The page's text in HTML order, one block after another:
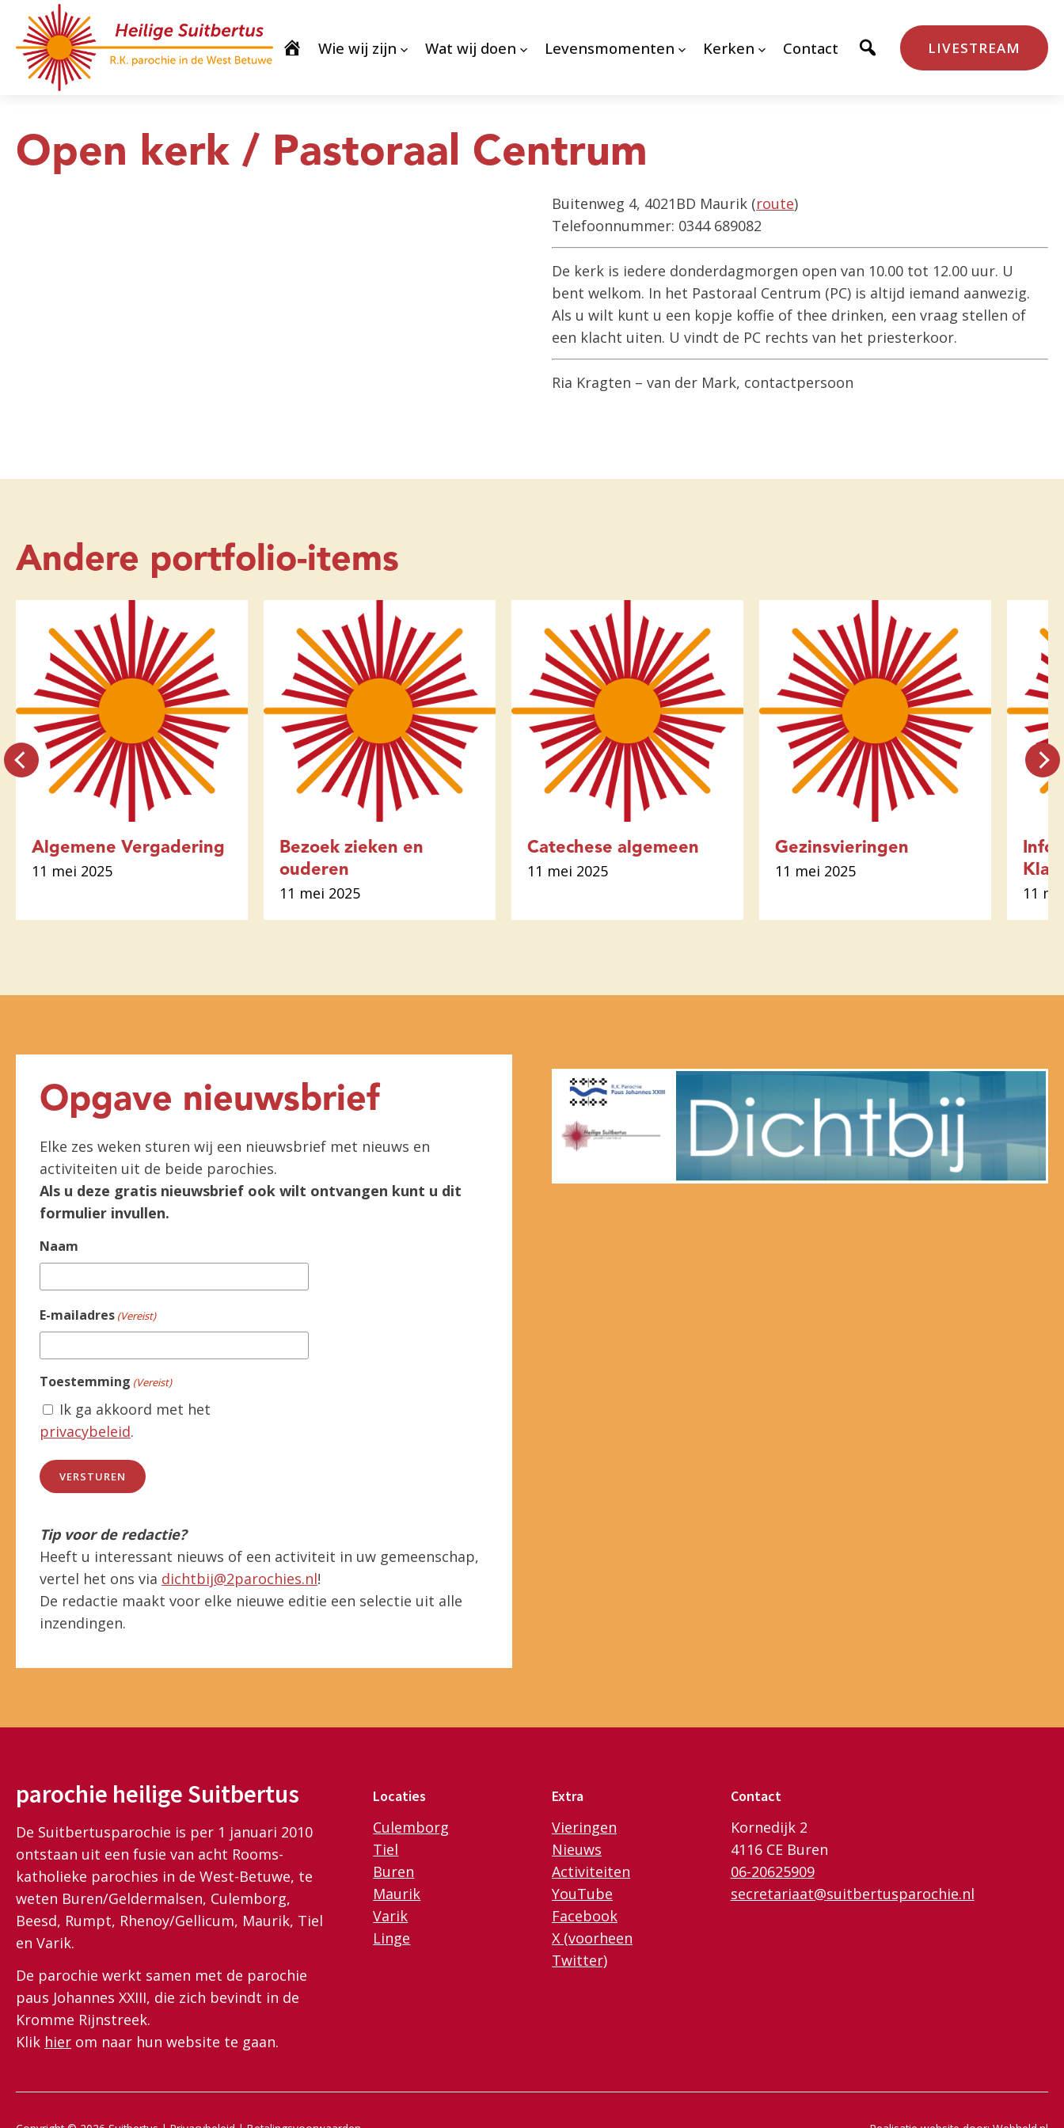
Wie wij zijn Wat wij doen Levensmomenten Kerken Contact LIVESTREAM
Open kerk / Pastoraal Centrum
Buitenweg 4, 4021BD Maurik (route)
Telefoonnummer: 0344 689082
De kerk is iedere donderdagmorgen open van 10.00 tot 12.00 uur. U
bent welkom. In het Pastoraal Centrum (PC) is altijd iemand aanwezig.
Als u wilt kunt u een kopje koffie of thee drinken, een vraag stellen of
een klacht uiten. U vindt de PC rechts van het priesterkoor.
Ria Kragten – van der Mark, contactpersoon
Andere portfolio-items
Algemene Vergadering
11 mei 2025
Bezoek zieken en
ouderen
11 mei 2025
Catechese algemeen
11 mei 2025
Gezinsvieringen
11 mei 2025
11
Opgave nieuwsbrief
Elke zes weken sturen wij een nieuwsbrief met nieuws en
activiteiten uit de beide parochies.
Als u deze gratis nieuwsbrief ook wilt ontvangen kunt u dit
formulier invullen.
Naam
E-mailadres (Vereist)
Toestemming (Vereist)
Ik ga akkoord met het
privacybeleid.
Tip voor de redactie?
Heeft u interessant nieuws of een activiteit in uw gemeenschap,
vertel het ons via dichtbij@2parochies.nl!
De redactie maakt voor elke nieuwe editie een selectie uit alle
inzendingen.
parochie heilige Suitbertus
De Suitbertusparochie is per 1 januari 2010
ontstaan uit een fusie van acht Rooms-
katholieke parochies in de West-Betuwe, te
weten Buren/Geldermalsen, Culemborg,
Beesd, Rumpt, Rhenoy/Gellicum, Maurik, Tiel
en Varik.
De parochie werkt samen met de parochie
paus Johannes XXIII, die zich bevindt in de
Kromme Rijnstreek.
Klik hier om naar hun website te gaan.
Locaties
Culemborg
Tiel
Buren
Maurik
Varik
Linge
Extra
Vieringen
Nieuws
Activiteiten
YouTube
Facebook
X (voorheen
Twitter)
Contact
Kornedijk 2
4116 CE Buren
06-20625909
secretariaat@suitbertusparochie.nl